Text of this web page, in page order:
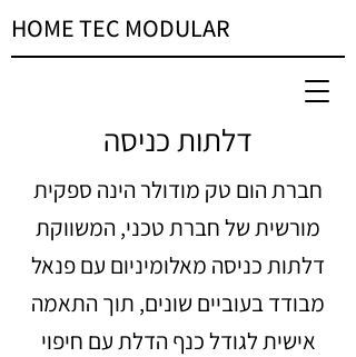
HOME TEC MODULAR
דלתות כניסה
חברת הום טק מודולר הינה ספקית
מורשית של חברת טכני, המשווקת
דלתות כניסה מאלומיניום עם פנאל
מבודד בעוביים שונים, תוך התאמה
אישית לגודל כנף הדלת עם חיפוי